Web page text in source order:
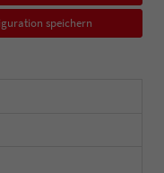
speichern